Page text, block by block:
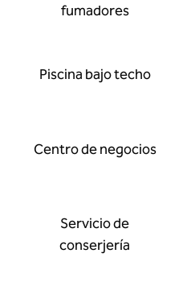
fumadores
Piscina bajo techo
Centro de negocios
Servicio de
conserjería